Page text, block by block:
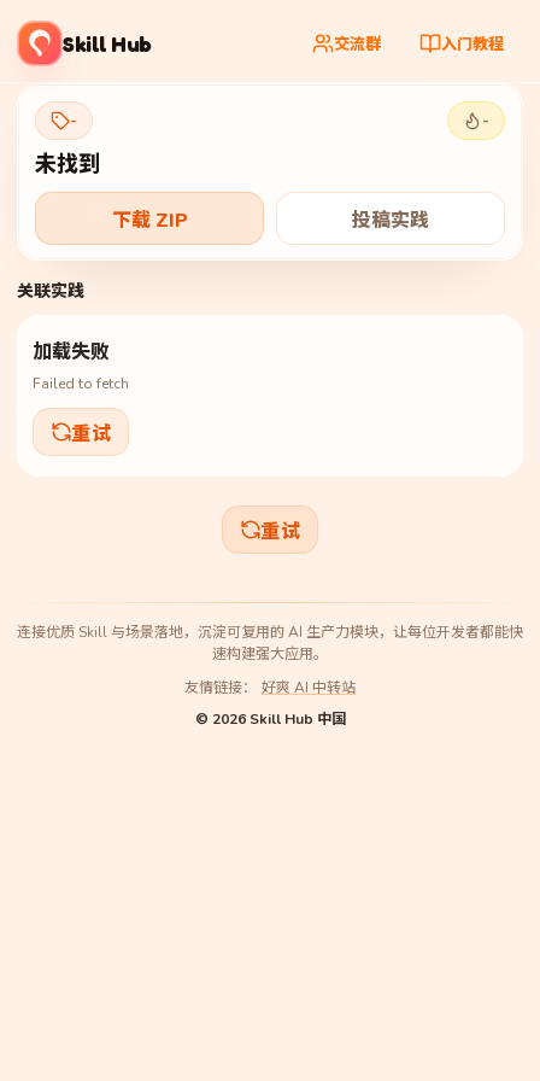
Skill Hub 交流群 入门教程
- -
未找到
下载 ZIP 投稿实践
关联实践
加载失败
Failed to fetch
重试
重试
连接优质 Skill 与场景落地，沉淀可复用的 AI 生产力模块，让每位开发者都能快
速构建强大应用。
友情链接：
好爽 AI 中转站
© 2026Skill Hub 中国